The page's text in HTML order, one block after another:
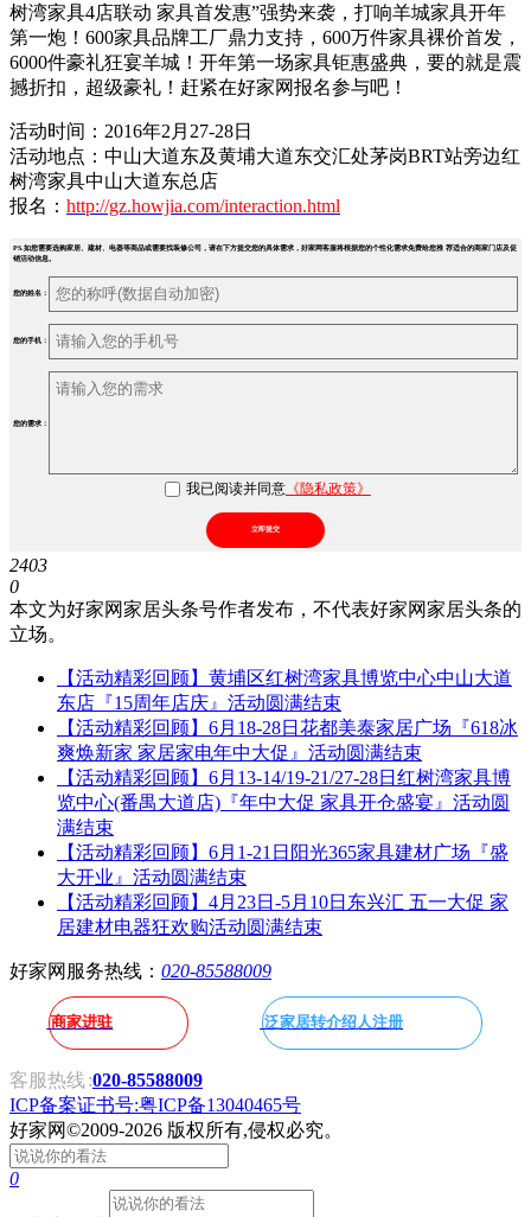
树湾家具4店联动 家具首发惠”强势来袭，打响羊城家具开年
第一炮！600家具品牌工厂鼎力支持，600万件家具裸价首发，
6000件豪礼狂宴羊城！开年第一场家具钜惠盛典，要的就是震
撼折扣，超级豪礼！赶紧在好家网报名参与吧！
活动时间：2016年2月27-28日
活动地点：中山大道东及黄埔大道东交汇处茅岗BRT站旁边红
树湾家具中山大道东总店
报名： http://gz.howjia.com/interaction.html
PS.如您需要选购家居、建材、电器等商品或需要找装修公司，请在下方提交您的具体需求，好家网客服将根据您的个性化需求免费给您推 荐适合的商家门店及促
销活动信息。
您的姓名：
您的手机：
您的需求：
我已阅读并同意《隐私政策》
立即提交
2403
0
本文为好家网家居头条号作者发布，不代表好家网家居头条的
立场。
【活动精彩回顾】黄埔区红树湾家具博览中心中山大道
东店『15周年店庆』活动圆满结束
【活动精彩回顾】6月18-28日花都美泰家居广场『618冰
爽焕新家 家居家电年中大促』活动圆满结束
【活动精彩回顾】6月13-14/19-21/27-28日红树湾家具博
览中心(番禺大道店)『年中大促 家具开仓盛宴』活动圆
满结束
【活动精彩回顾】6月1-21日阳光365家具建材广场『盛
大开业』活动圆满结束
【活动精彩回顾】4月23日-5月10日东兴汇 五一大促 家
居建材电器狂欢购活动圆满结束
好家网服务热线： 020-85588009
商家进驻 泛家居转介绍人注册
客服热线 :020-85588009
ICP备案证书号:粤ICP备13040465号
好家网©2009-2026 版权所有,侵权必究。
0